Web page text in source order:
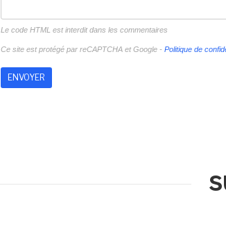
Le code HTML est interdit dans les commentaires
Ce site est protégé par reCAPTCHA et Google - Politique de